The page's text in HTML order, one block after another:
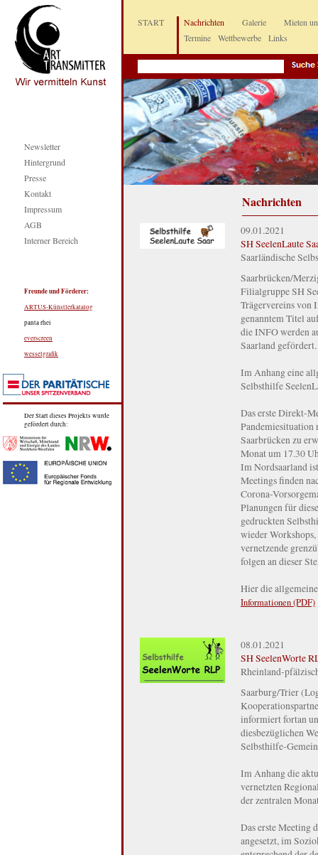
Newsletter
Hintergrund
Presse
Kontakt
Impressum
AGB
Interner Bereich
Freunde und Förderer:
ARTUS-Künstlerkatalog
panta rhei
everscreen
wesselgrafik
Der Start dieses Projekts wurde
gefördert durch:
START
Nachrichten
Termine
Wettbewerbe Links
Galerie Mieten
Nachrichten
09.01.2021
SH SeelenLaute
Saarländische
Saarbrücken/
Filialgruppe SH
Trägervereins von
genanntem Titel
die INFO werden
Saarland gefördert.
Im Anhang eine
Selbsthilfe
Das erste Direkt-
Saarbrücken zu
Monat um 17.30
Im Nordsaarland
Meetings finden
Corona-
Planungen für
gedruckten
wieder
vernetzende
folgen an dieser
Hier die
Informationen (PDF)
08.01.2021
SH SeelenWorte
Rheinland-
Saarburg/Trier
informiert fortan
diesbezüglichen
Selbsthilfe-
Im Anhang die
vernetzten
der zentralen
Das erste Meeting
angesetzt, im